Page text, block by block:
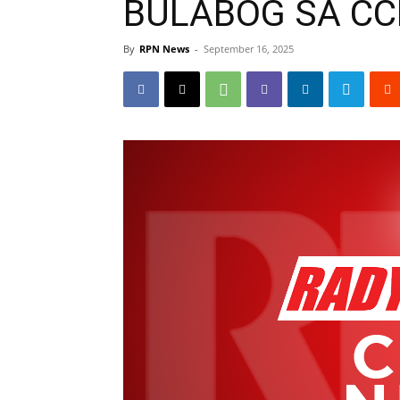
BULABOG SA
By RPN News - September 16, 2025